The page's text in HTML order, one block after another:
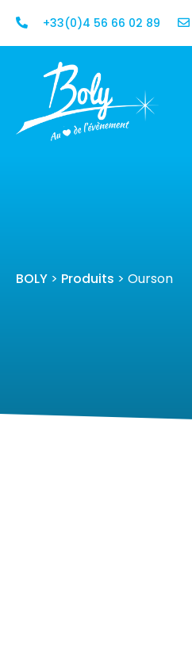
+33(0)4 56 66 02 89
BOLY > Produits > Ourson